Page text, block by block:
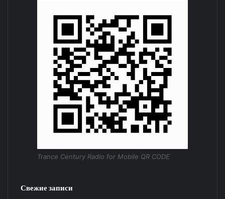
Trance Century Radio for Mobile QR CODE
Свежие записи